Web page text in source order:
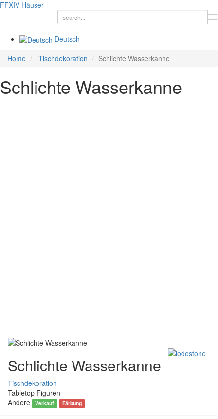
FFXIV Häuser
Deutsch
Home Tischdekoration Schlichte Wasserkanne
Schlichte Wasserkanne
Schlichte Wasserkanne
Tischdekoration
Tabletop Figuren
Andere
Verkauf Färbung